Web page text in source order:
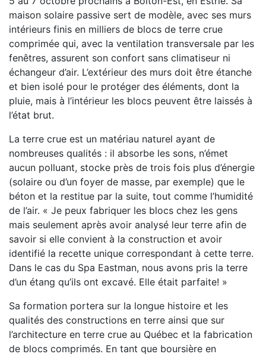
maison solaire passive sert de modèle, avec ses murs
intérieurs finis en milliers de blocs de terre crue
comprimée qui, avec la ventilation transversale par les
fenêtres, assurent son confort sans climatiseur ni
échangeur d’air. L’extérieur des murs doit être étanche
et bien isolé pour le protéger des éléments, dont la
pluie, mais à l’intérieur les blocs peuvent être laissés à
l’état brut.
La terre crue est un matériau naturel ayant de
nombreuses qualités : il absorbe les sons, n’émet
aucun polluant, stocke près de trois fois plus d’énergie
(solaire ou d’un foyer de masse, par exemple) que le
béton et la restitue par la suite, tout comme l’humidité
de l’air. « Je peux fabriquer les blocs chez les gens
mais seulement après avoir analysé leur terre afin de
savoir si elle convient à la construction et avoir
identifié la recette unique correspondant à cette terre.
Dans le cas du Spa Eastman, nous avons pris la terre
d’un étang qu’ils ont excavé. Elle était parfaite! »
Sa formation portera sur la longue histoire et les
qualités des constructions en terre ainsi que sur
l’architecture en terre crue au Québec et la fabrication
de blocs comprimés. En tant que boursière en